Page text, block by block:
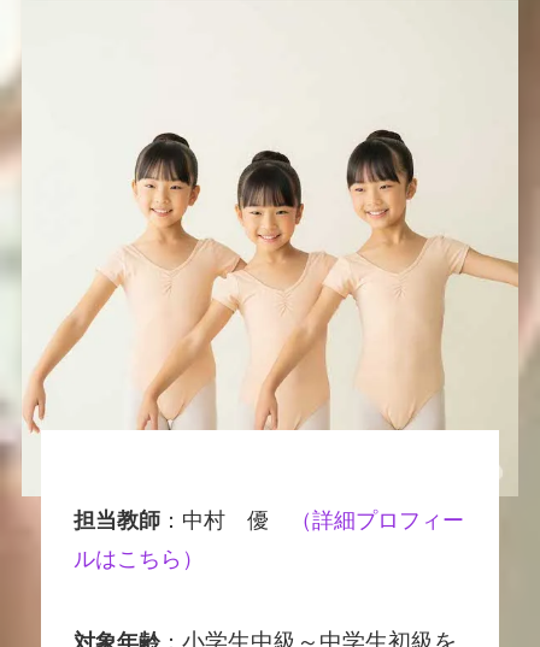
担当教師：中村 優
（詳細プロフィー
ルはこちら）
対象年齢： 小学生中級～中学生初級を